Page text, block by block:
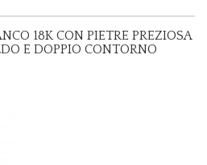
18K CON PIETRE PREZIOSA
E DOPPIO CONTORNO